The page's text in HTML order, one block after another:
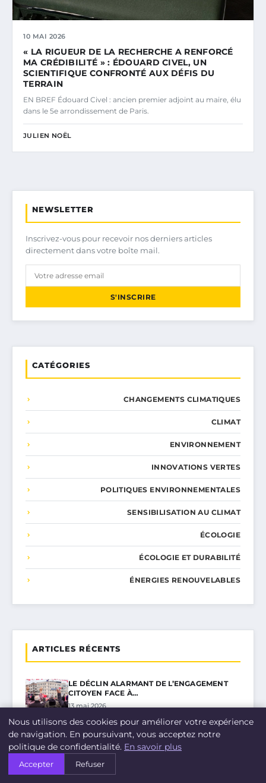
10 MAI 2026
« LA RIGUEUR DE LA RECHERCHE A RENFORCÉ
MA CRÉDIBILITÉ » : ÉDOUARD CIVEL, UN
SCIENTIFIQUE CONFRONTÉ AUX DÉFIS DU
TERRAIN
EN BREF Édouard Civel : ancien premier adjoint au maire, élu
dans le 5e arrondissement de Paris.
JULIEN NOËL
NEWSLETTER
Inscrivez-vous pour recevoir nos derniers articles
directement dans votre boîte mail.
S'INSCRIRE
CATÉGORIES
CHANGEMENTS CLIMATIQUES
CLIMAT
ENVIRONNEMENT
INNOVATIONS VERTES
POLITIQUES ENVIRONNEMENTALES
SENSIBILISATION AU CLIMAT
ÉCOLOGIE
ÉCOLOGIE ET DURABILITÉ
ÉNERGIES RENOUVELABLES
ARTICLES RÉCENTS
LE DÉCLIN ALARMANT DE L’ENGAGEMENT
CITOYEN FACE À…
13 mai 2026
ÉNERGIE : CHRISTINE LAGARDE TIRE LA
SONNETTE D’ALARME…
12 mai 2026
« LA RIGUEUR DE LA RECHERCHE A
Nous utilisons des cookies pour améliorer votre expérience
de navigation. En poursuivant, vous acceptez notre
politique de confidentialité. En savoir plus
Accepter Refuser